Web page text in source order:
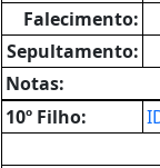
Falecimento:
Sepultamento:
Notas:
10º Filho: